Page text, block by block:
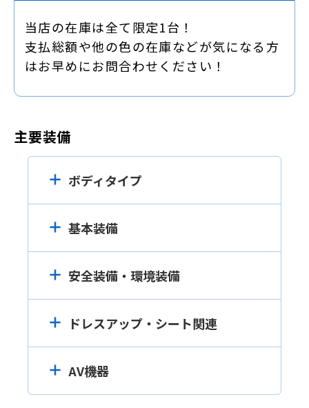
当店の在庫は全て限定1台！
支払総額や他の色の在庫などが気になる方
はお早めにお問合わせください！
主要装備
ボディタイプ
基本装備
安全装備・環境装備
ドレスアップ・シート関連
AV機器